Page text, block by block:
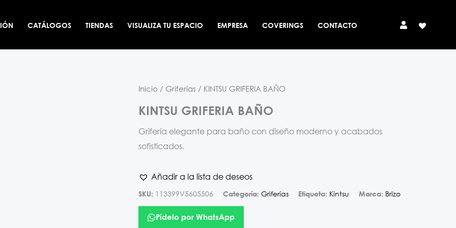
CATÁLOGOS TIENDAS VISUALIZA TU ESPACIO EMPRESA COVERINGS CONTACTO
Inicio / Griferías / KINTSU GRIFERIA BAÑO
KINTSU GRIFERIA BAÑO
Grifería elegante para baño con diseño moderno y acabados
sofisticados.
Añadir a la lista de deseos
SKU: 113399V5605506 Categoría: Griferías Etiqueta: Kintsu Marca: Brizo
Pídelo por WhatsApp